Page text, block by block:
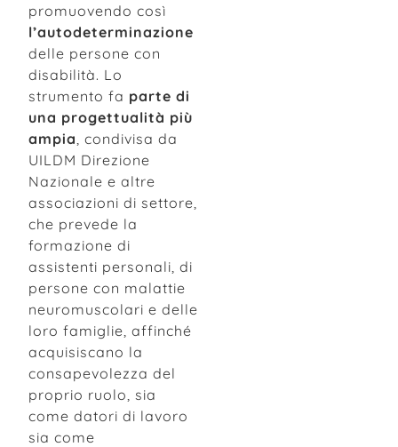
promuovendo così
l’autodeterminazione
delle persone con
disabilità. Lo
strumento fa parte di
una progettualità più
ampia , condivisa da
UILDM Direzione
Nazionale e altre
associazioni di settore,
che prevede la
formazione di
assistenti personali, di
persone con malattie
neuromuscolari e delle
loro famiglie, affinché
acquisiscano la
consapevolezza del
proprio ruolo, sia
come datori di lavoro
sia come